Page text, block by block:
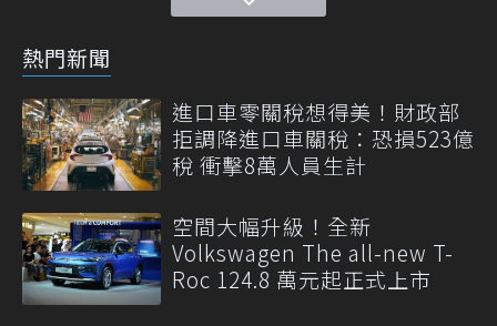
熱門新聞
進口車零關稅想得美！財政部
拒調降進口車關稅：恐損523億
稅 衝擊8萬人員生計
空間大幅升級！全新
Volkswagen The all-new T-
Roc 124.8 萬元起正式上市